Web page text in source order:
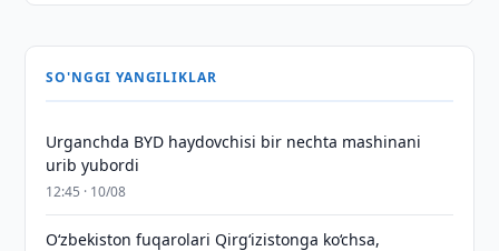
SO'NGGI YANGILIKLAR
Urganchda BYD haydovchisi bir nechta mashinani
urib yubordi
12:45 · 10/08
O‘zbekiston fuqarolari Qirg‘izistonga ko‘chsa,